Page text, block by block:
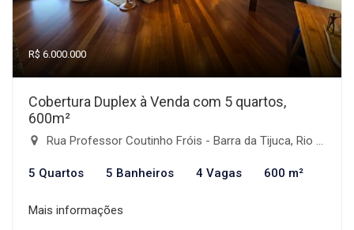
R$ 6.000.000
Cobertura Duplex à Venda com 5 quartos,
600m²
Rua Professor Coutinho Fróis - Barra da Tijuca, Rio de Janeiro-RJ
5 Quartos 5 Banheiros 4 Vagas 600 m²
Mais informações